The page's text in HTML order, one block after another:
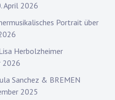
April 2026
Portrait über
Herbolzheimer
2026
Sanchez & BREMEN
2025